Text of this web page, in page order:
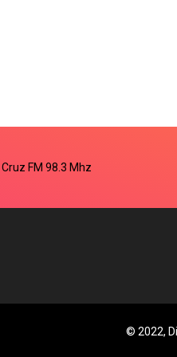
© 2022,